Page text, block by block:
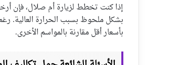
إذا كنت تخطط لزيارة أم صلال، فإن
بشكل ملحوظ بسبب الحرارة العالية.
بأسعار أقل مقارنة بالمواسم الأخرى.